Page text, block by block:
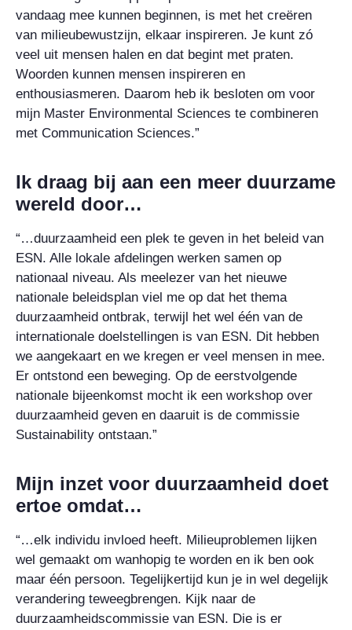
vandaag mee kunnen beginnen, is met het creëren
van milieubewustzijn, elkaar inspireren. Je kunt zó
veel uit mensen halen en dat begint met praten.
Woorden kunnen mensen inspireren en
enthousiasmeren. Daarom heb ik besloten om voor
mijn Master Environmental Sciences te combineren
met Communication Sciences.”
Ik draag bij aan een meer duurzame
wereld door…
“…duurzaamheid een plek te geven in het beleid van
ESN. Alle lokale afdelingen werken samen op
nationaal niveau. Als meelezer van het nieuwe
nationale beleidsplan viel me op dat het thema
duurzaamheid ontbrak, terwijl het wel één van de
internationale doelstellingen is van ESN. Dit hebben
we aangekaart en we kregen er veel mensen in mee.
Er ontstond een beweging. Op de eerstvolgende
nationale bijeenkomst mocht ik een workshop over
duurzaamheid geven en daaruit is de commissie
Sustainability ontstaan.”
Mijn inzet voor duurzaamheid doet
ertoe omdat…
“…elk individu invloed heeft. Milieuproblemen lijken
wel gemaakt om wanhopig te worden en ik ben ook
maar één persoon. Tegelijkertijd kun je in wel degelijk
verandering teweegbrengen. Kijk naar de
duurzaamheidscommissie van ESN. Die is er